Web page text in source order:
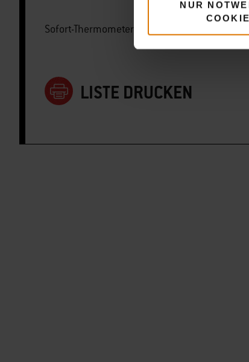
NUR
Sofort-Thermometer
LISTE DRUCKEN